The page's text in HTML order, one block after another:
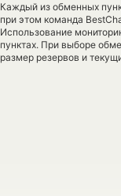
Каждый из обменных
при этом команда
Использование
пунктах. При выборе
размер резервов и